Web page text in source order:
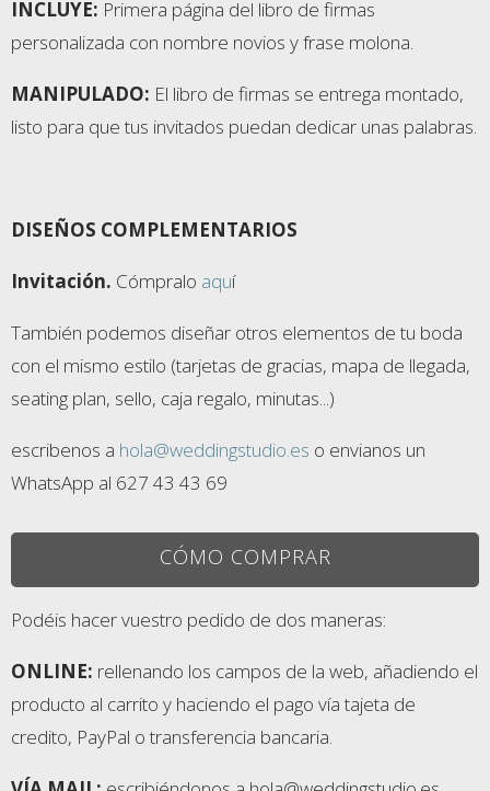
INCLUYE: Primera página del libro de firmas
personalizada con nombre novios y frase molona.
MANIPULADO: El libro de firmas se entrega montado,
listo para que tus invitados puedan dedicar unas palabras.
DISEÑOS COMPLEMENTARIOS
Invitación. Cómpralo aquí
También podemos diseñar otros elementos de tu boda
con el mismo estilo (tarjetas de gracias, mapa de llegada,
seating plan, sello, caja regalo, minutas...)
escribenos a hola@weddingstudio.es o envianos un
WhatsApp al 627 43 43 69
CÓMO COMPRAR
Podéis hacer vuestro pedido de dos maneras:
ONLINE: rellenando los campos de la web, añadiendo el
producto al carrito y haciendo el pago vía tajeta de
credito, PayPal o transferencia bancaria.